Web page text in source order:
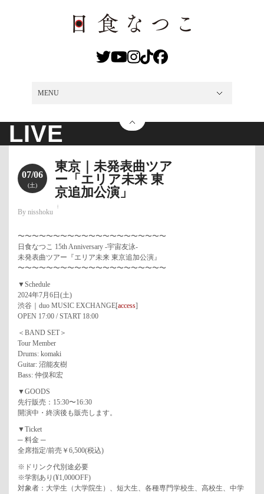
MENU
LIVE
07/06
(土)
東京｜未発表曲ツア
ー「エリア未来 東
京追加公演」
By nisshoku
〜〜〜〜〜〜〜〜〜〜〜〜〜〜〜〜〜〜〜〜〜
日食なつこ 15th Anniversary -宇宙友泳-
未発表曲ツアー『エリア未来 東京追加公演』
〜〜〜〜〜〜〜〜〜〜〜〜〜〜〜〜〜〜〜〜〜
▼Schedule
2024年7月6日(土)
渋谷｜duo MUSIC EXCHANGE[access]
OPEN 17:00 / START 18:00
＜BAND SET＞
Tour Member
Drums: komaki
Guitar: 沼能友樹
Bass: 仲俣和宏
▼GOODS
先行販売：15:30〜16:30
開演中・終演後も販売します。
▼Ticket
─ 料金 ─
全席指定/前売￥6,500(税込)
※ドリンク代別途必要
※学割あり(¥1,000OFF)
対象者：大学生（大学院生）、短大生、各種専門学校生、高校生、中学